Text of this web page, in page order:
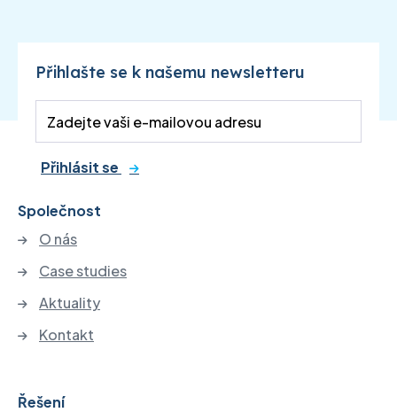
Přihlašte se k našemu newsletteru
Přihlásit se
Společnost
O nás
Case studies
Aktuality
Kontakt
Řešení